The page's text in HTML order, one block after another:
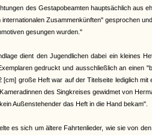
des Gestapobeamten hauptsächlich aus
internationalen Zusammenkünften" gesprochen
gesungen wurden."
dient den Jugendlichen dabei ein kleines
gedruckt und ausschließlich an einen
[cm] große Heft war auf der Titelseite lediglich
des Singkreises gewidmet von
Außenstehender das Heft in die Hand bekam".
es sich um ältere Fahrtenlieder, wie sie von